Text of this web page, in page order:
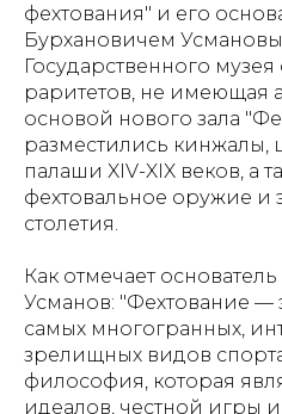
фехтования" и его
Бурхановичем
Государственного
раритетов, не имеющая
основой нового зала
разместились кинжалы,
палаши XIV-XIX веков, а
фехтовальное оружие и
столетия.
Как отмечает
Усманов: "Фехтование —
самых многогранных,
зрелищных видов
философия, которая
идеалов, честной игры